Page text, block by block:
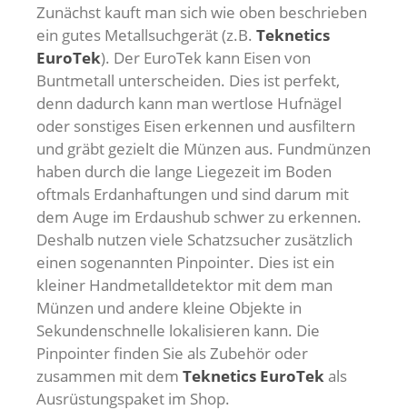
Zunächst kauft man sich wie oben beschrieben
ein gutes Metallsuchgerät (z.B. Teknetics
EuroTek). Der EuroTek kann Eisen von
Buntmetall unterscheiden. Dies ist perfekt,
denn dadurch kann man wertlose Hufnägel
oder sonstiges Eisen erkennen und ausfiltern
und gräbt gezielt die Münzen aus. Fundmünzen
haben durch die lange Liegezeit im Boden
oftmals Erdanhaftungen und sind darum mit
dem Auge im Erdaushub schwer zu erkennen.
Deshalb nutzen viele Schatzsucher zusätzlich
einen sogenannten Pinpointer. Dies ist ein
kleiner Handmetalldetektor mit dem man
Münzen und andere kleine Objekte in
Sekundenschnelle lokalisieren kann. Die
Pinpointer finden Sie als Zubehör oder
zusammen mit dem Teknetics EuroTekals
Ausrüstungspaket im Shop.